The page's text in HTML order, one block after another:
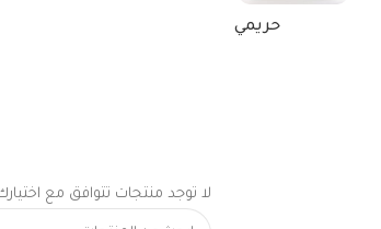
حريمي
لا توجد منتجات تتوافق مع